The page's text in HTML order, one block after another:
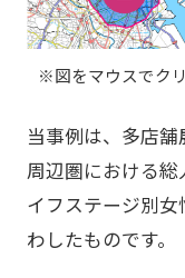
※図をマウスでク
当事例は、多店
周辺圏における
イフステージ別
わしたものです。